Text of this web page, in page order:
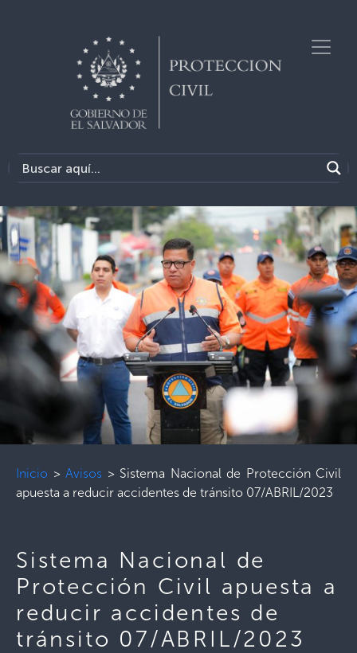
Inicio > Avisos > Sistema Nacional de Protección Civil
apuesta a reducir accidentes de tránsito 07/ABRIL/2023
Sistema Nacional de
Protección Civil apuesta a
reducir accidentes de
tránsito 07/ABRIL/2023